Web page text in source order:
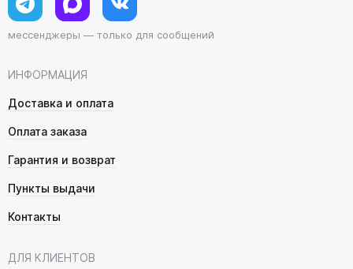
ИНФОРМАЦИЯ
Доставка и оплата
Оплата заказа
Гарантия и возврат
Пункты выдачи
Контакты
ДЛЯ КЛИЕНТОВ
мессенджеры — только для сообщений